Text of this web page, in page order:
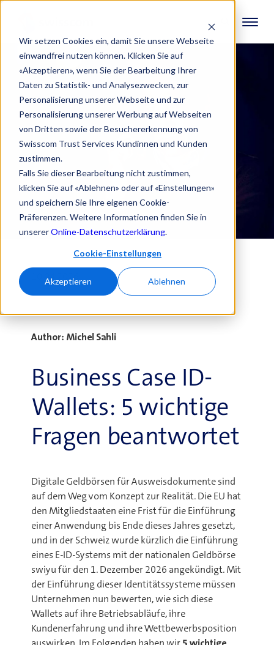
Wir setzen Cookies ein, damit Sie unsere Webseite
einwandfrei nutzen können. Klicken Sie auf
«Akzeptieren», wenn Sie der Bearbeitung Ihrer
Daten zu Statistik- und Analysezwecken, zur
Personalisierung unserer Webseite und zur
Personalisierung unserer Werbung auf Webseiten
von Dritten sowie der Besuchererkennung von
Swisscom Trust Services Kundinnen und Kunden
zustimmen.
Falls Sie dieser Bearbeitung nicht zustimmen,
klicken Sie auf «Ablehnen» oder auf «Einstellungen»
und speichern Sie Ihre eigenen Cookie-
Präferenzen. Weitere Informationen finden Sie in
unsererOnline-Datenschutzerklärung.
Cookie-Einstellungen
Akzeptieren Ablehnen
10.04.2026
Author: Michel Sahli
Business Case ID-
Wallets: 5 wichtige
Fragen beantwortet
Digitale Geldbörsen für Ausweisdokumente sind
auf dem Weg vom Konzept zur Realität. Die EU hat
den Mitgliedstaaten eine Frist für die Einführung
einer Anwendung bis Ende dieses Jahres gesetzt,
und in der Schweiz wurde kürzlich die Einführung
eines E-ID-Systems mit der nationalen Geldbörse
swiyu für den 1. Dezember 2026 angekündigt. Mit
der Einführung dieser Identitätssysteme müssen
Unternehmen nun bewerten, wie sich diese
Wallets auf ihre Betriebsabläufe, ihre
Kundenerfahrung und ihre Wettbewerbsposition